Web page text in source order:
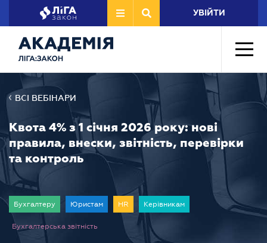
УВІЙТИ
ВСІ ВЕБІНАРИ
Квота 4% з 1 січня 2026 року: нові
правила, внески, звітність, перевірки
та контроль
Бухгалтеру Юристам HR Керівникам
Бухгалтерська звітність